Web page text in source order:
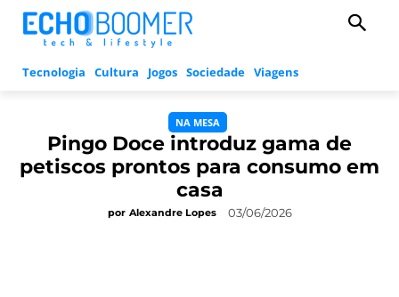
Tecnologia Cultura Jogos Sociedade Viagens
NA MESA
Pingo Doce introduz gama de
petiscos prontos para consumo em
casa
por Alexandre Lopes 03/06/2026